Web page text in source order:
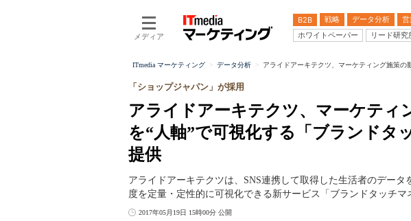
メディア
B2B 戦略 データ分析 営
ホワイトペーパー
リード研究
ITmedia マーケティング データ分析 アライドアーキテクツ、マーケティング施策の
アライドアーキテクツ、マーケティ
を“人軸”で可視化する「ブランドタ
提供
「ショップジャパン」が採用
アライドアーキテクツは、SNS連携して取得した生活者のデー
度を定量・定性的に可視化できる新サービス「ブランドタッチマ
2017年05月19日 15時00分 公開